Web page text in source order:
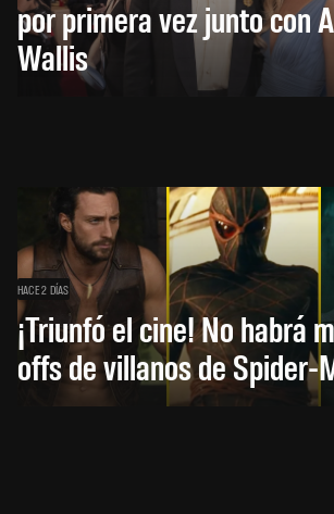
por primera vez junto con
Wallis
HACE 2 DÍAS
¡Triunfó el cine! No habrá
offs de villanos de Spider-